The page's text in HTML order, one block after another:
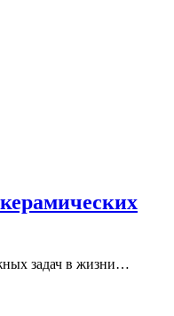
задач в жизни…